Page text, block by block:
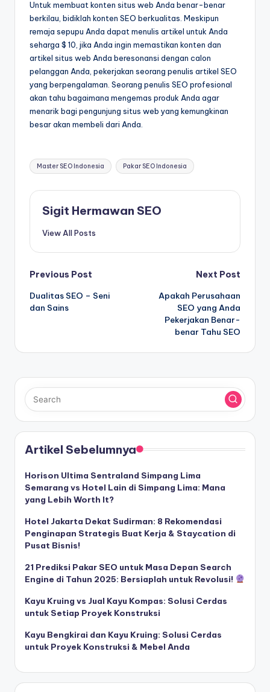
Untuk membuat konten situs web Anda benar-benar
berkilau, bidiklah konten SEO berkualitas. Meskipun
remaja sepupu Anda dapat menulis artikel untuk Anda
seharga $ 10, jika Anda ingin memastikan konten dan
artikel situs web Anda beresonansi dengan calon
pelanggan Anda, pekerjakan seorang penulis artikel SEO
yang berpengalaman. Seorang penulis SEO profesional
akan tahu bagaimana mengemas produk Anda agar
menarik bagi pengunjung situs web yang kemungkinan
besar akan membeli dari Anda.
Tags:
Master SEO Indonesia Pakar SEO Indonesia
Sigit Hermawan SEO
View All Posts
Post
navigation
Previous Post
Dualitas SEO – Seni
dan Sains
Next Post
Apakah Perusahaan
SEO yang Anda
Pekerjakan Benar-
benar Tahu SEO
Artikel Sebelumnya
Horison Ultima Sentraland Simpang Lima
Semarang vs Hotel Lain di Simpang Lima: Mana
yang Lebih Worth It?
Hotel Jakarta Dekat Sudirman: 8 Rekomendasi
Penginapan Strategis Buat Kerja & Staycation di
Pusat Bisnis!
21 Prediksi Pakar SEO untuk Masa Depan Search
Engine di Tahun 2025: Bersiaplah untuk Revolusi!
Kayu Kruing vs Jual Kayu Kompas: Solusi Cerdas
untuk Setiap Proyek Konstruksi
Kayu Bengkirai dan Kayu Kruing: Solusi Cerdas
untuk Proyek Konstruksi & Mebel Anda